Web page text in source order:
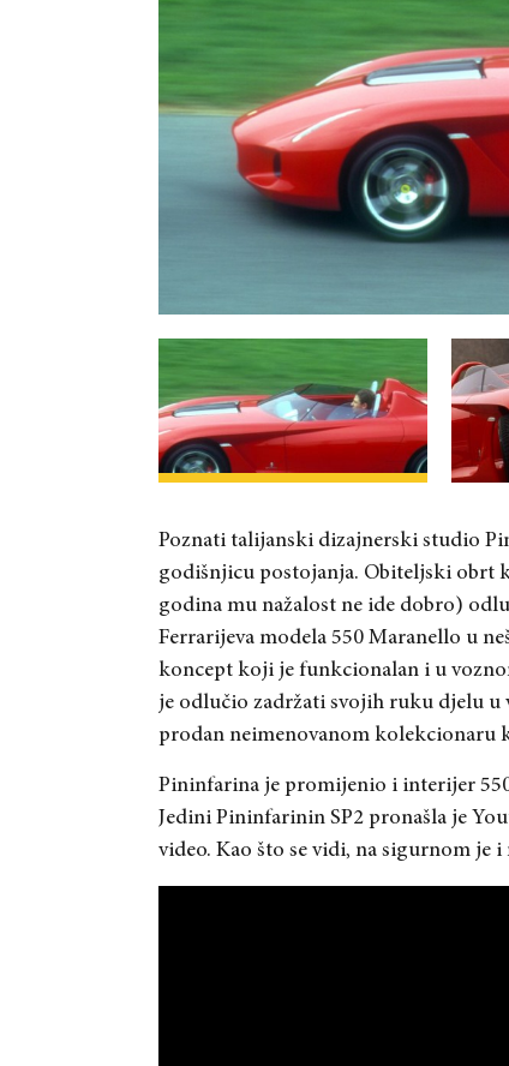
Poznati talijanski dizajnerski studio
godišnjicu postojanja. Obiteljski obrt
godina mu nažalost ne ide dobro)
Ferrarijeva modela 550 Maranello u
koncept koji je funkcionalan i u
je odlučio zadržati svojih ruku djelu u
prodan neimenovanom kolekcionaru
Pininfarina je promijenio i interijer
Jedini Pininfarinin SP2 pronašla je
video. Kao što se vidi, na sigurnom je